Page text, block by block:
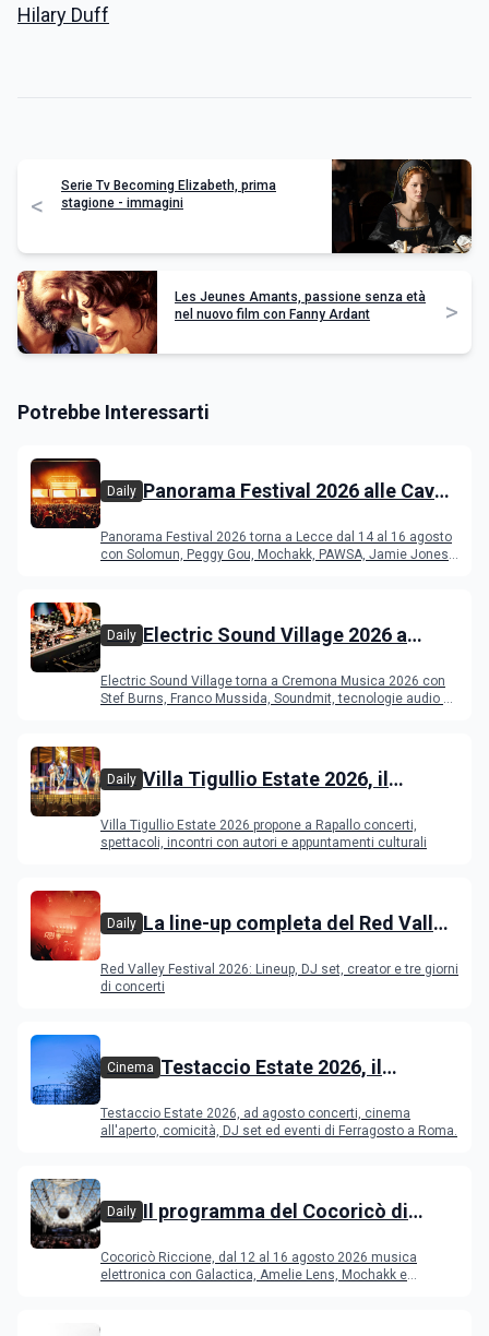
Hilary Duff
<
Serie Tv Becoming Elizabeth, prima
stagione - immagini
Les Jeunes Amants, passione senza età
nel nuovo film con Fanny Ardant
>
Potrebbe Interessarti
Daily Panorama Festival 2026 alle Cave
programma
Panorama Festival 2026 torna a Lecce dal 14 al 16 agosto
con Solomun, Peggy Gou, Mochakk, PAWSA, Jamie Jones
Daily Electric Sound Village 2026 a
Young Band Contest, il programma
Electric Sound Village torna a Cremona Musica 2026 con
Stef Burns, Franco Mussida, Soundmit, tecnologie audio e
Daily Villa Tigullio Estate 2026, il
Villa Tigullio Estate 2026 propone a Rapallo concerti,
spettacoli, incontri con autori e appuntamenti culturali
Daily La line-up completa del Red Valley
Red Valley Festival 2026: Lineup, DJ set, creator e tre giorni
di concerti
Cinema Testaccio Estate 2026, il
Ferragosto
Testaccio Estate 2026, ad agosto concerti, cinema
all'aperto, comicità, DJ set ed eventi di Ferragosto a Roma.
Daily Il programma del Cocoricò di
Cocoricò Riccione, dal 12 al 16 agosto 2026 musica
elettronica con Galactica, Amelie Lens, Mochakk e